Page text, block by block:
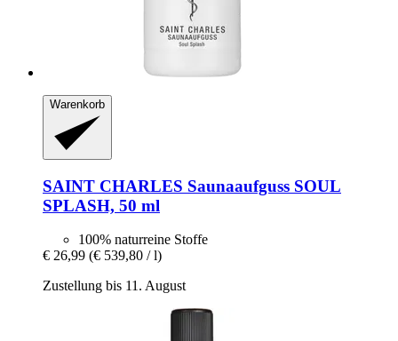
Warenkorb
SAINT CHARLES Saunaaufguss SOUL
SPLASH, 50 ml
100% naturreine Stoffe
€ 26,99 (€ 539,80 / l)
Zustellung bis 11. August